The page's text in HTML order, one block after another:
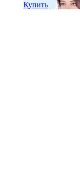
Купить